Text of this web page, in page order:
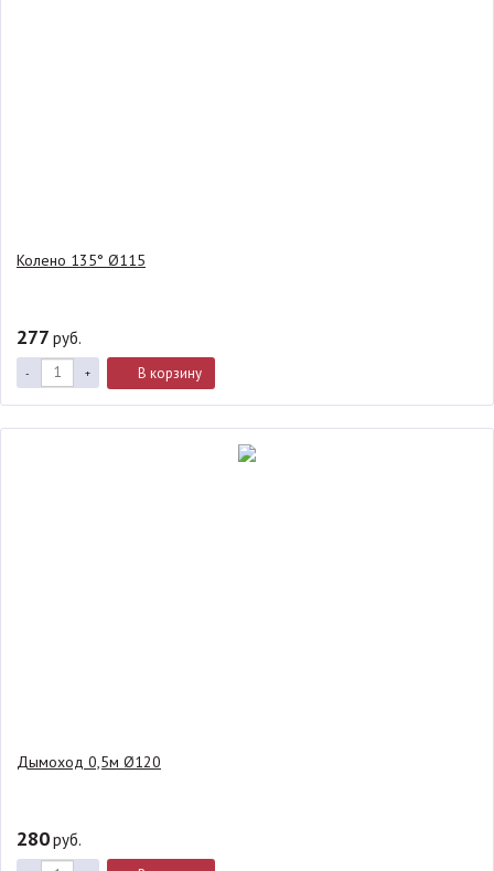
Колено 135° Ø115
277 руб.
- + В корзину
Дымоход 0,5м Ø120
280руб.